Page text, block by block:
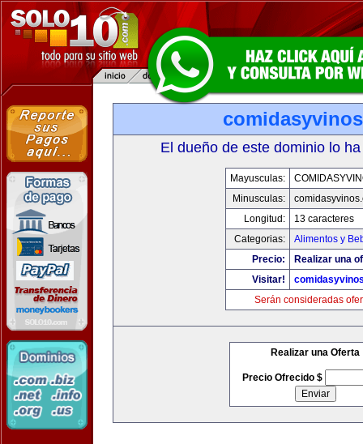
El dueño de este dominio lo
Mayusculas:
Minusculas:
Longitud:
13 caracteres
Categorias:
Alimentos y
Precio:
Realizar una
Visitar!
Serán consideradas
Realizar una Oferta
Precio Ofrecido $